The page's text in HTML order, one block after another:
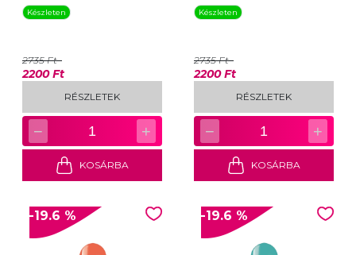
Készleten
2735 Ft
2200 Ft
RÉSZLETEK
− 1 +
KOSÁRBA
Készleten
2735 Ft
2200 Ft
RÉSZLETEK
− 1 +
KOSÁRBA
-19.6 % -19.6 %